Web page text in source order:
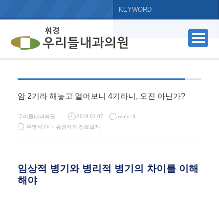
암 2기라 해놓고 열어보니 4기라니, 오진 아닌가?
우리들내과의원 2019.02.07
reply: 0
류영석TV > 류영석의 진료일지
임상적 병기와 병리적 병기의 차이를 이해
해야